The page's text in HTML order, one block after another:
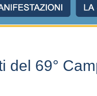
del 69°